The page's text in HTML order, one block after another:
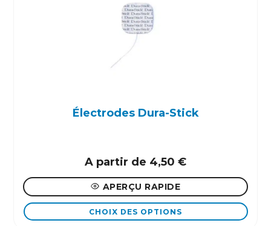
Électrodes Dura-Stick
A partir de 4,50 €
APERÇU RAPIDE
CHOIX DES OPTIONS